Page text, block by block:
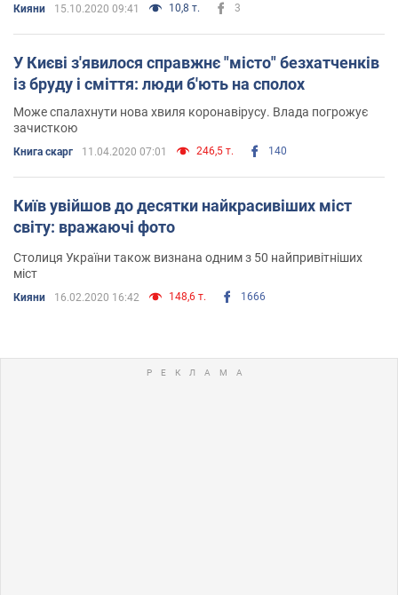
Кияни 15.10.2020 09:41 10,8 т. 3
У Києві з'явилося справжнє "місто" безхатченків
із бруду і сміття: люди б'ють на сполох
Може спалахнути нова хвиля коронавірусу. Влада погрожує
зачисткою
Книга скарг 11.04.2020 07:01 246,5 т. 140
Київ увійшов до десятки найкрасивіших міст
світу: вражаючі фото
Столиця України також визнана одним з 50 найпривітніших
міст
Кияни 16.02.2020 16:42 148,6 т. 1666